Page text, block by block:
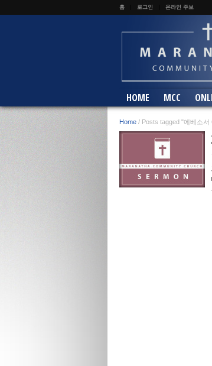
홈 로그인 온라인 주보
HOME MCC
Home / Posts tagged "에베소서